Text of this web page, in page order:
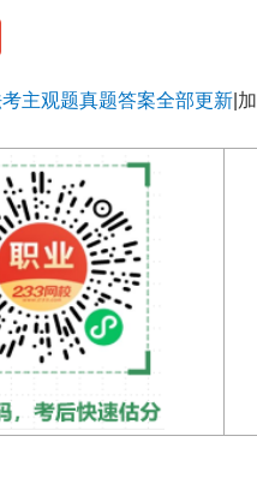
主观题真题答案全部更新|加